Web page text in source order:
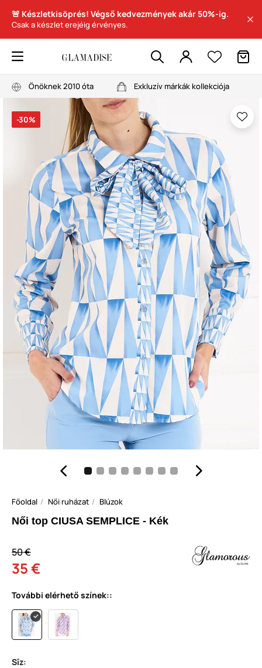
🚨 Készletkisöprés! Végső kedvezmények akár 50%-ig.
Csak a készlet erejéig érvényes.
Önöknek 2010 óta Exkluzív márkák kollekciója
-30%
Főoldal Női ruházat Blúzok
Női top CIUSA SEMPLICE - Kék
50 €
35 €
További elérhető színek::
Sīz: